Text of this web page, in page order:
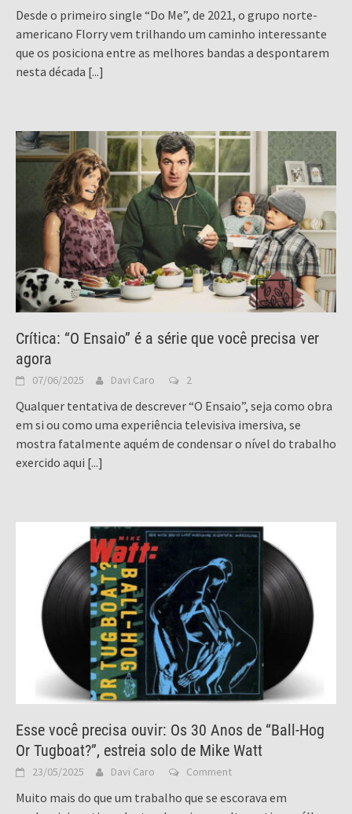
Desde o primeiro single “Do Me”, de 2021, o grupo norte-
americano Florry vem trilhando um caminho interessante
que os posiciona entre as melhores bandas a despontarem
nesta década [...]
Crítica: “O Ensaio” é a série que você precisa ver
agora
07/06/2025 Davi Caro 2
Qualquer tentativa de descrever “O Ensaio”, seja como obra
em si ou como uma experiência televisiva imersiva, se
mostra fatalmente aquém de condensar o nível do trabalho
exercido aqui [...]
Esse você precisa ouvir: Os 30 Anos de “Ball-Hog
Or Tugboat?”, estreia solo de Mike Watt
23/05/2025 Davi Caro Comment
Muito mais do que um trabalho que se escorava em